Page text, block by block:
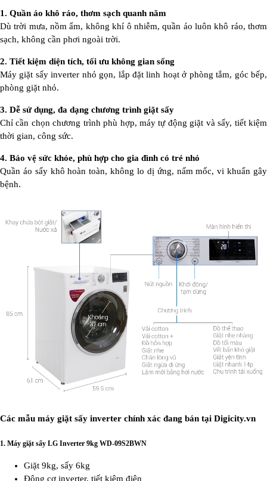
1. Quần áo khô ráo, thơm sạch quanh năm
Dù trời mưa, nồm ẩm, không khí ô nhiễm, quần áo luôn khô ráo, thơm
sạch, không cần phơi ngoài trời.
2. Tiết kiệm diện tích, tối ưu không gian sống
Máy giặt sấy inverter nhỏ gọn, lắp đặt linh hoạt ở phòng tắm, góc bếp,
phòng giặt nhỏ.
3. Dễ sử dụng, đa dạng chương trình giặt sấy
Chỉ cần chọn chương trình phù hợp, máy tự động giặt và sấy, tiết kiệm
thời gian, công sức.
4. Bảo vệ sức khỏe, phù hợp cho gia đình có trẻ nhỏ
Quần áo sấy khô hoàn toàn, không lo dị ứng, nấm mốc, vi khuẩn gây
bệnh.
Các mẫu máy giặt sấy inverter chính xác đang bán tại Digicity.vn
1. Máy giặt sấy LG Inverter 9kg WD-09S2BWN
Giặt 9kg, sấy 6kg
Động cơ inverter, tiết kiệm điện